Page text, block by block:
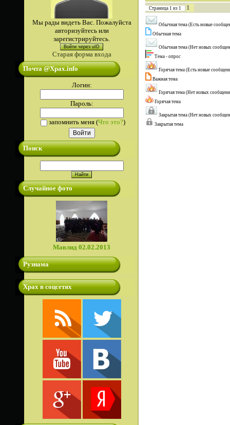
Мы рады видеть Вас. Пожалуйста
авторизуйтесь или
зарегистрируйтесь.
Войти через uID
Старая форма входа
Почта @Xpax.info
Логин:
Пароль:
запомнить меня(Что это?)
Поиск
Случайное фото
Мавлид 02.02.2013
Рузнама
Храх в соцсетях
Страница 1 из 1 1
Обычная тема (Есть новые
Обычная тема
Обычная тема (Нет новых
Тема - опрос
Горячая тема (Есть новые
Важная тема
Горячая тема (Нет новых
Горячая тема
Закрытая тема (Нет новых
Закрытая тема